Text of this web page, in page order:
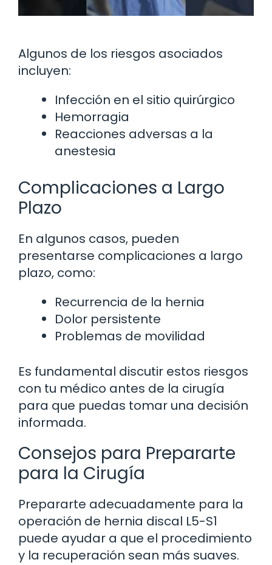
Algunos de los riesgos asociados
incluyen:
Infección en el sitio quirúrgico
Hemorragia
Reacciones adversas a la
anestesia
Complicaciones a Largo
Plazo
En algunos casos, pueden
presentarse complicaciones a largo
plazo, como:
Recurrencia de la hernia
Dolor persistente
Problemas de movilidad
Es fundamental discutir estos riesgos
con tu médico antes de la cirugía
para que puedas tomar una decisión
informada.
Consejos para Prepararte
para la Cirugía
Prepararte adecuadamente para la
operación de hernia discal L5-S1
puede ayudar a que el procedimiento
y la recuperación sean más suaves.